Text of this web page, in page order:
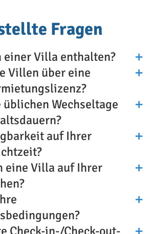
Fragen
einer Villa enthalten?
Villen über eine
üblichen Wechseltage
auf Ihrer
eine Villa auf Ihrer